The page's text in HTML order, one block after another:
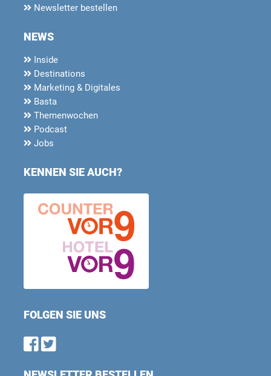
Newsletter bestellen
NEWS
Inside
Destinations
Marketing & Digitales
Basta
Themenwochen
Podcast
Jobs
KENNEN SIE AUCH?
FOLGEN SIE UNS
Find us on Facebook
Follow us on Twitter